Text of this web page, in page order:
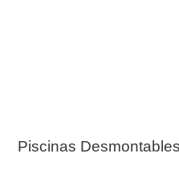
Piscinas Desmontables